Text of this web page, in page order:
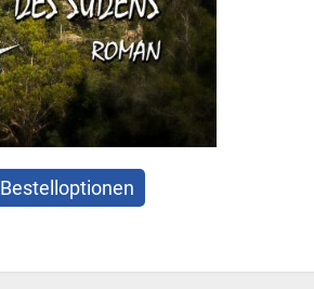
Bestelloptionen